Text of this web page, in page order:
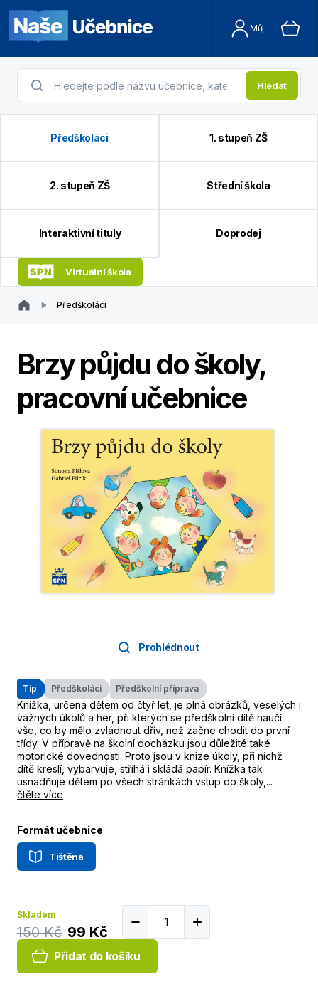
Můj účet
Hledat
Předškoláci 1. stupeň ZŠ
2. stupeň ZŠ Střední škola
Interaktivní tituly Doprodej
Virtuální škola
Předškoláci
Brzy půjdu do školy,
pracovní učebnice
Prohlédnout
Tip Předškoláci Předškolní příprava
Knížka, určená dětem od čtyř let, je plná obrázků, veselých i
vážných úkolů a her, při kterých se předškolní dítě naučí
vše, co by mělo zvládnout dřív, než začne chodit do první
třídy. V přípravě na školní docházku jsou důležité také
motorické dovednosti. Proto jsou v knize úkoly, při nichž
dítě kreslí, vybarvuje, stříhá i skládá papír. Knížka tak
usnadňuje dětem po všech stránkách vstup do školy,...
čtěte více
Formát učebnice
Tištěná
Skladem
150 Kč 99 Kč
Přidat do košíku